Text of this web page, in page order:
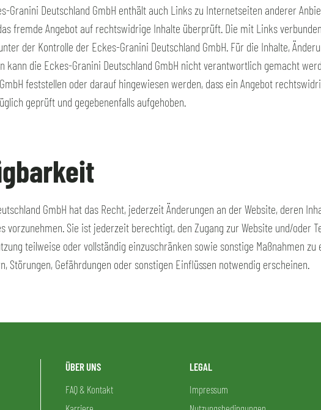
Granini Deutschland GmbH enthält auch Links zu Internetseiten anderer
fremde Angebot auf rechtswidrige Inhalte überprüft. Die mit Links
der Kontrolle der Eckes-Granini Deutschland GmbH. Für die Inhalte,
kann die Eckes-Granini Deutschland GmbH nicht verantwortlich gemacht
feststellen oder darauf hingewiesen werden, dass ein Angebot
geprüft und gegebenenfalls aufgehoben.
GmbH hat das Recht, jederzeit Änderungen an der Website, deren
vorzunehmen. Sie ist jederzeit berechtigt, den Zugang zur Website und/oder
teilweise oder vollständig einzuschränken sowie sonstige Maßnahmen
Störungen, Gefährdungen oder sonstigen Einflüssen notwendig erscheinen.
ÜBER UNS
FAQ & Kontakt
LEGAL
Impressum